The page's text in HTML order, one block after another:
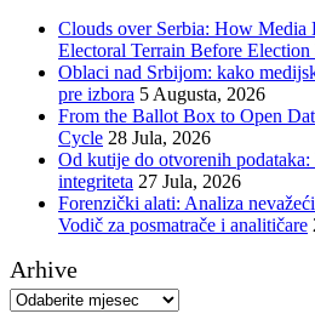
Clouds over Serbia: How Media
Electoral Terrain Before
Oblaci nad Srbijom: kako
pre izbora 5 Augusta, 2026
From the Ballot Box to Open
Cycle 28 Jula, 2026
Od kutije do otvorenih
integriteta 27 Jula, 2026
Forenzički alati: Analiza
Vodič za posmatrače i analitičare
Arhive